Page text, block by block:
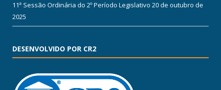
11ª Sessão Ordinária do 2º Período Legislativo 20 de outubro de
2025
DESENVOLVIDO POR CR2